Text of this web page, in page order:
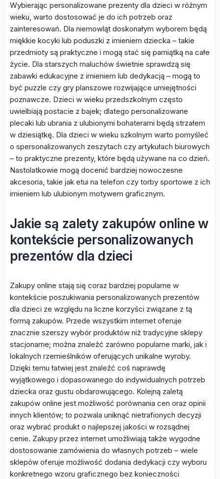
Wybierając personalizowane prezenty dla dzieci w różnym
wieku, warto dostosować je do ich potrzeb oraz
zainteresowań. Dla niemowląt doskonałym wyborem będą
miękkie kocyki lub poduszki z imieniem dziecka – takie
przedmioty są praktyczne i mogą stać się pamiątką na całe
życie. Dla starszych maluchów świetnie sprawdzą się
zabawki edukacyjne z imieniem lub dedykacją – mogą to
być puzzle czy gry planszowe rozwijające umiejętności
poznawcze. Dzieci w wieku przedszkolnym często
uwielbiają postacie z bajek; dlatego personalizowane
plecaki lub ubrania z ulubionymi bohaterami będą strzałem
w dziesiątkę. Dla dzieci w wieku szkolnym warto pomyśleć
o spersonalizowanych zeszytach czy artykułach biurowych
– to praktyczne prezenty, które będą używane na co dzień.
Nastolatkowie mogą docenić bardziej nowoczesne
akcesoria, takie jak etui na telefon czy torby sportowe z ich
imieniem lub ulubionym motywem graficznym.
Jakie są zalety zakupów online w
kontekście personalizowanych
prezentów dla dzieci
Zakupy online stają się coraz bardziej popularne w
kontekście poszukiwania personalizowanych prezentów
dla dzieci ze względu na liczne korzyści związane z tą
formą zakupów. Przede wszystkim internet oferuje
znacznie szerszy wybór produktów niż tradycyjne sklepy
stacjonarne; można znaleźć zarówno popularne marki, jak i
lokalnych rzemieślników oferujących unikalne wyroby.
Dzięki temu łatwiej jest znaleźć coś naprawdę
wyjątkowego i dopasowanego do indywidualnych potrzeb
dziecka oraz gustu obdarowującego. Kolejną zaletą
zakupów online jest możliwość porównania cen oraz opinii
innych klientów; to pozwala uniknąć nietrafionych decyzji
oraz wybrać produkt o najlepszej jakości w rozsądnej
cenie. Zakupy przez internet umożliwiają także wygodne
dostosowanie zamówienia do własnych potrzeb – wiele
sklepów oferuje możliwość dodania dedykacji czy wyboru
konkretnego wzoru graficznego bez konieczności